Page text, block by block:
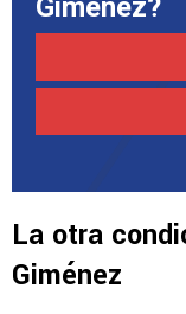
Giménez?
La otra
Giménez